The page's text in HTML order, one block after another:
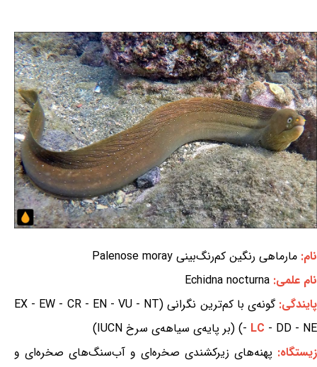
نام: مارماهی رنگین کم‌رنگ‌بینی Palenose moray
نام علمی: Echidna nocturna
پایندگی:
گونه‌ی با کم‌ترین نگرانی (EX - EW - CR - EN - VU - NT
- LC - DD - NE) (بر پایه‌ی سیاهه‌ی سرخ IUCN)
زیستگاه: پهنه‌های زیرکشندی صخره‌ای و آب‌سنگ‌های صخره‌ای و